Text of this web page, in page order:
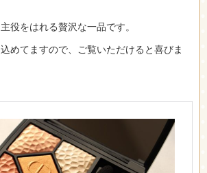
役をはれる贅沢な一品です。
めてますので、ご覧いただけると喜びま